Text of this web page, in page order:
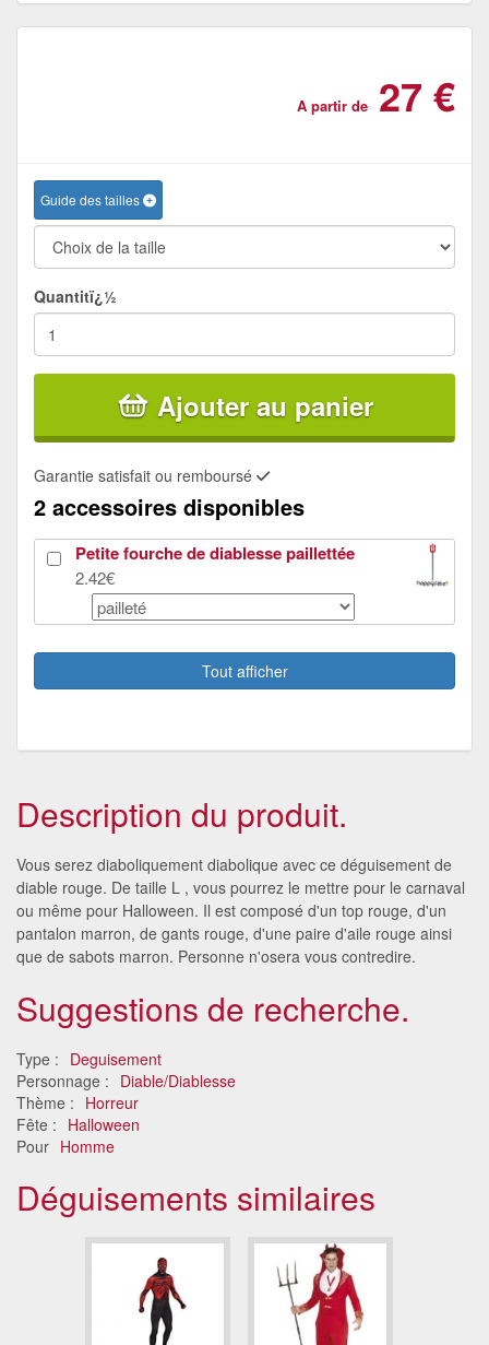
A partir de 27 €
Guide des tailles
Quantitï¿½
Ajouter au panier
Garantie satisfait ou remboursé
2 accessoires disponibles
Petite fourche de diablesse paillettée
2.42€
Tout afficher
Description du produit.
Vous serez diaboliquement diabolique avec ce déguisement de
diable rouge. De taille L , vous pourrez le mettre pour le carnaval
ou même pour Halloween. Il est composé d'un top rouge, d'un
pantalon marron, de gants rouge, d'une paire d'aile rouge ainsi
que de sabots marron. Personne n'osera vous contredire.
Suggestions de recherche.
Type : Deguisement
Personnage : Diable/Diablesse
Thème : Horreur
Fête : Halloween
Pour Homme
Déguisements similaires